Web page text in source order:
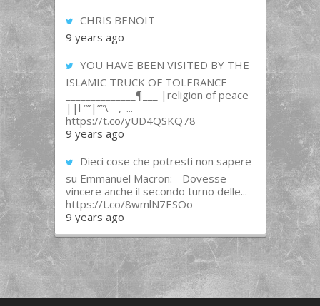
CHRIS BENOIT
9 years ago
YOU HAVE BEEN VISITED BY THE
ISLAMIC TRUCK OF TOLERANCE
______________¶___ |religion of peace
||l “”|””\__,_...
https://t.co/yUD4QSKQ78
9 years ago
Dieci cose che potresti non sapere
su Emmanuel Macron: - Dovesse
vincere anche il secondo turno delle...
https://t.co/8wmlN7ESOo
9 years ago